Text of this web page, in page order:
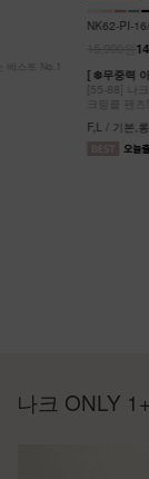
NK62-PI-
[ ❄️무중력
[55-88] 나
크링클 팬츠!
F,L / 기본,롱
나크 ONLY